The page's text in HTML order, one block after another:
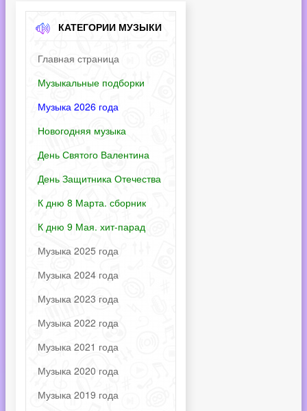
КАТЕГОРИИ МУЗЫКИ
Главная страница
Музыкальные подборки
Музыка 2026 года
Новогодняя музыка
День Святого Валентина
День Защитника Отечества
К дню 8 Марта. сборник
К дню 9 Мая. хит-парад
Музыка 2025 года
Музыка 2024 года
Музыка 2023 года
Музыка 2022 года
Музыка 2021 года
Музыка 2020 года
Музыка 2019 года